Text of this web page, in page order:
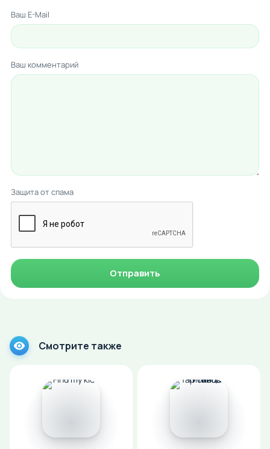
Ваш E-Mail
Ваш комментарий
Защита от спама
Отправить
Смотрите также